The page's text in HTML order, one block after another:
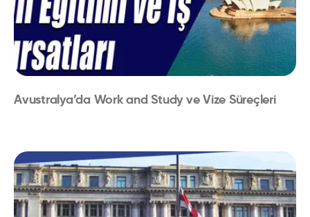
Avustralya’da Work and Study ve Vize Süreçleri